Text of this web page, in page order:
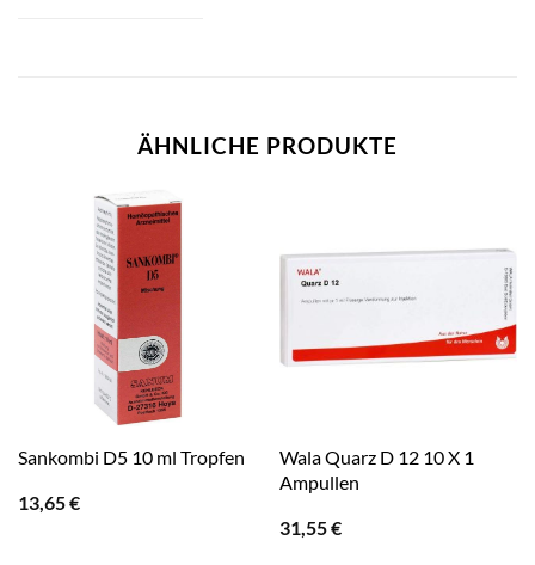
ÄHNLICHE PRODUKTE
Sankombi D5 10 ml Tropfen
13,65€
Wala Quarz D 12 10 X 1
Ampullen
31,55€